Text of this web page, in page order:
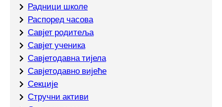
Радници школе
Распоред часова
Савјет родитеља
Савјет ученика
Савјетодавна тијела
Савјетодавно вијеће
Секције
Стручни активи